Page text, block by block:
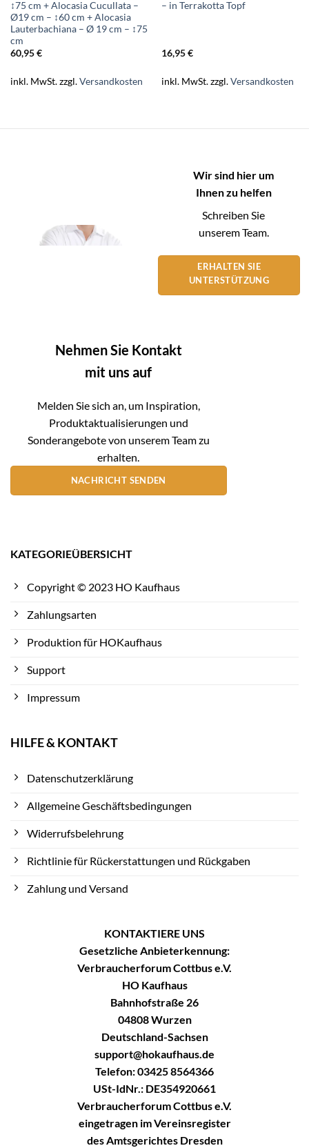
↕75 cm + Alocasia Cucullata –
Ø19 cm – ↕60 cm + Alocasia
Lauterbachiana – Ø 19 cm – ↕75
cm
60,95€
inkl. MwSt.zzgl.Versandkosten
– in Terrakotta Topf
16,95€
inkl. MwSt.zzgl.Versandkosten
Wir sind hier um
Ihnen zu helfen
Schreiben Sie
unserem Team.
ERHALTEN SIE
UNTERSTÜTZUNG
Nehmen Sie Kontakt
mit uns auf
Melden Sie sich an, um Inspiration,
Produktaktualisierungen und
Sonderangebote von unserem Team zu
erhalten.
NACHRICHT SENDEN
KATEGORIEÜBERSICHT
Copyright © 2023 HO Kaufhaus
Zahlungsarten
Produktion für HOKaufhaus
Support
Impressum
HILFE & KONTAKT
Datenschutzerklärung
Allgemeine Geschäftsbedingungen
Widerrufsbelehrung
Richtlinie für Rückerstattungen und Rückgaben
Zahlung und Versand
KONTAKTIERE UNS
Gesetzliche Anbieterkennung:
Verbraucherforum Cottbus e.V.
HO Kaufhaus
Bahnhofstraße 26
04808 Wurzen
Deutschland-Sachsen
support@hokaufhaus.de
Telefon: 03425 8564366
USt-IdNr.: DE354920661
Verbraucherforum Cottbus e.V.
eingetragen im Vereinsregister
des Amtsgerichtes Dresden